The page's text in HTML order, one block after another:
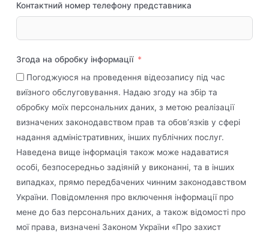
Контактний номер телефону представника
Згода на обробку інформації
Погоджуюся на проведення відеозапису під час
виїзного обслуговування. Надаю згоду на збір та
обробку моїх персональних даних, з метою реалізації
визначених законодавством прав та обов’язків у сфері
надання адміністративних, інших публічних послуг.
Наведена вище інформація також може надаватися
особі, безпосередньо задіяній у виконанні, та в інших
випадках, прямо передбачених чинним законодавством
України. Повідомлення про включення інформації про
мене до баз персональних даних, а також відомості про
мої права, визначені Законом України «Про захист